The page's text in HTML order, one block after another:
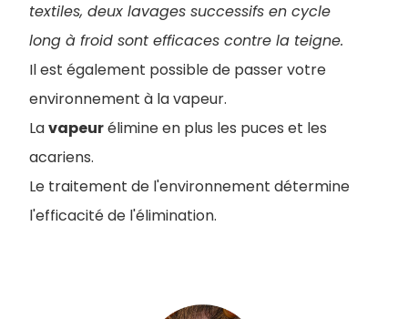
textiles, deux lavages successifs en cycle
long à froid sont efficaces contre la teigne.
Il est également possible de passer votre
environnement à la vapeur.
Lavapeurélimine en plus les puces et les
acariens.
Le traitement de l'environnement détermine
l'efficacité de l'élimination.